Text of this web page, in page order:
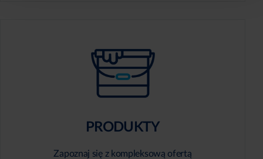
PRODUKTY
Zapoznaj się z kompleksową ofertą